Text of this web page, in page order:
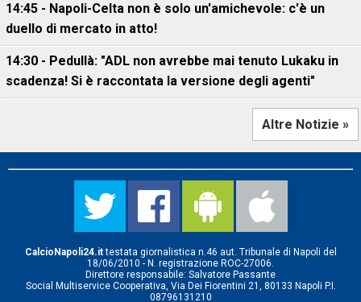
14:45 - Napoli-Celta non è solo un'amichevole: c'è un
duello di mercato in atto!
14:30 - Pedullà: "ADL non avrebbe mai tenuto Lukaku in
scadenza! Si è raccontata la versione degli agenti"
Altre Notizie »
CalcioNapoli24.ittestata giornalistica n.46 aut. Tribunale di Napoli del
18/06/2010 - N. registrazione ROC-27006.
Direttore responsabile: Salvatore Passante
Social Multiservice Cooperativa, Via Dei Fiorentini 21, 80133 Napoli P.I.
08796131210